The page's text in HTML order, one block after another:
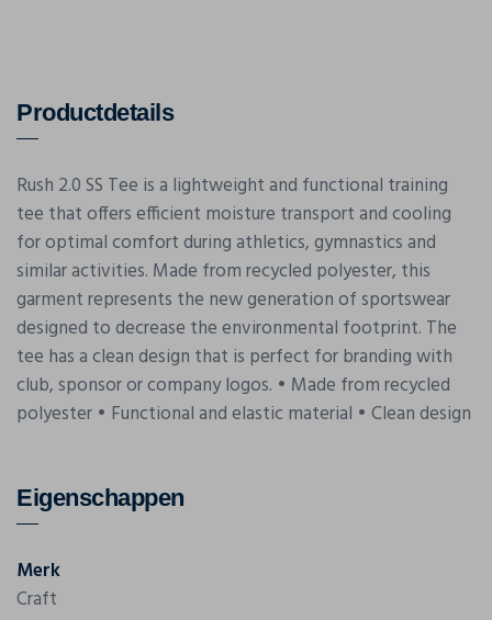
Productdetails
Rush 2.0 SS Tee is a lightweight and functional training
tee that offers efficient moisture transport and cooling
for optimal comfort during athletics, gymnastics and
similar activities. Made from recycled polyester, this
garment represents the new generation of sportswear
designed to decrease the environmental footprint. The
tee has a clean design that is perfect for branding with
club, sponsor or company logos. • Made from recycled
polyester • Functional and elastic material • Clean design
Eigenschappen
Merk
Craft